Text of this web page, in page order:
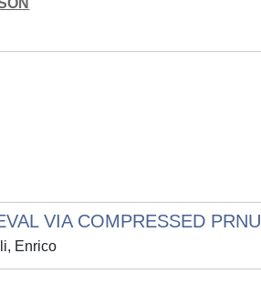
VIA COMPRESSED PRNU
Enrico